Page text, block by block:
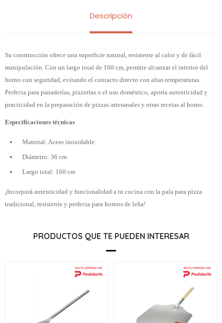
Descripción
Su construcción ofrece una superficie natural, resistente al calor y de fácil
manipulación. Con un largo total de 160 cm, permite alcanzar el interior del
horno con seguridad, evitando el contacto directo con altas temperaturas.
Perfecta para panaderías, pizzerías o el uso doméstico, aporta autenticidad y
practicidad en la preparación de pizzas artesanales y otras recetas al horno.
Especificaciones técnicas
Material: Acero inoxidable
Diámetro: 36 cm
Largo total: 160 cm
¡Incorporá autenticidad y funcionalidad a tu cocina con la pala para pizza
tradicional, resistente y perfecta para hornos de leña!
PRODUCTOS QUE TE PUEDEN INTERESAR